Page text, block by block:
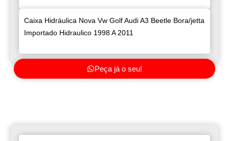
Caixa Hidráulica Nova Vw Golf Audi A3 Beetle Bora/jetta
Importado Hidraulico 1998 A 2011
Peça já o seu!